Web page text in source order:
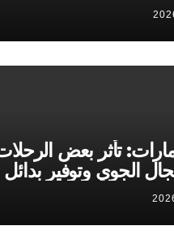
تأثر بعض الرحلات
الجوي وتوفير بدائل